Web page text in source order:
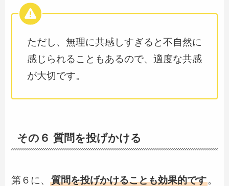
ただし、無理に共感しすぎると不自然に
感じられることもあるので、適度な共感
が大切です。
その６ 質問を投げかける
第６に、質問を投げかけることも効果的です。